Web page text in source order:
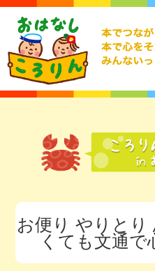
おはなし
チー
活動報
お便り やりとり
くても文通で